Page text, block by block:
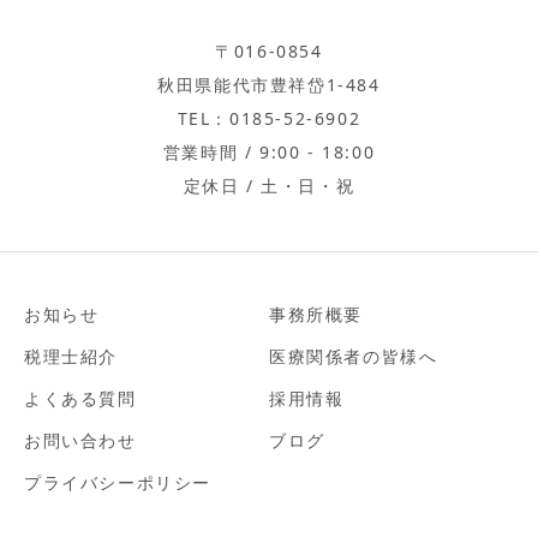
〒016-0854
秋田県能代市豊祥岱1-484
TEL：0185-52-6902
営業時間 / 9:00 - 18:00
定休日 / 土・日・祝
お知らせ
事務所概要
税理士紹介
医療関係者の皆様へ
よくある質問
採用情報
お問い合わせ
ブログ
プライバシーポリシー